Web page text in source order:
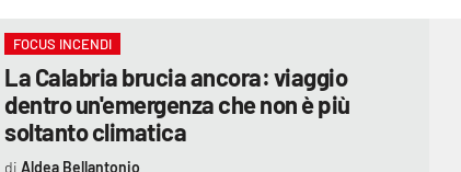
FOCUS INCENDI
La Calabria brucia ancora: viaggio
dentro un'emergenza che non è più
soltanto climatica
Aldea Bellantonio